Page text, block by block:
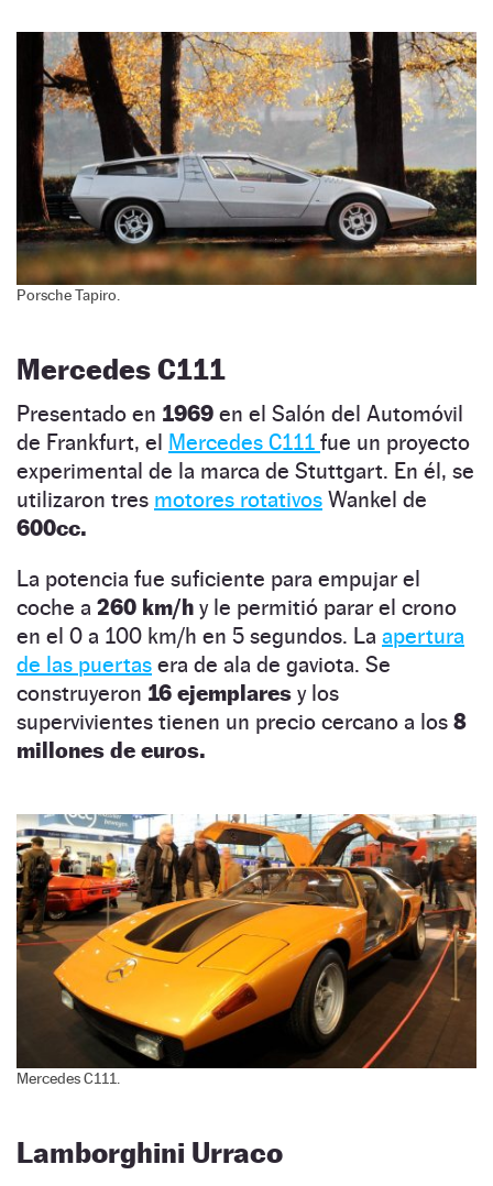
Porsche Tapiro.
Mercedes C111
Presentado en 1969 en el Salón del Automóvil
de Frankfurt, el Mercedes C111 fue un proyecto
experimental de la marca de Stuttgart. En él, se
utilizaron tres motores rotativos Wankel de
600cc.
La potencia fue suficiente para empujar el
coche a 260 km/h y le permitió parar el crono
en el 0 a 100 km/h en 5 segundos. La apertura
de las puertas era de ala de gaviota. Se
construyeron 16 ejemplares y los
supervivientes tienen un precio cercano a los 8
millones de euros.
Mercedes C111.
Lamborghini Urraco